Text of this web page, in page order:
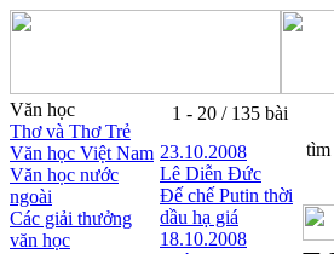
Văn học
Thơ và Thơ Trẻ
Văn học Việt Nam
Văn học nước
ngoài
Các giải thưởng
văn học
1 - 20 / 135 bài
23.10.2008
Lê Diễn Đức
Đế chế Putin thời
dầu hạ giá
18.10.2008
tìm